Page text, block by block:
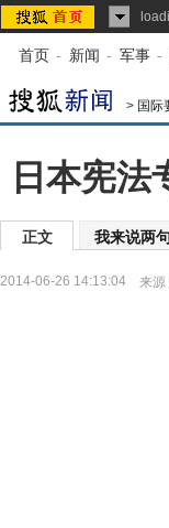
首页 - 新闻 - 军事 -
> 国际
日本宪法
正文 我来说两
2014-06-26 14:13:04 来源